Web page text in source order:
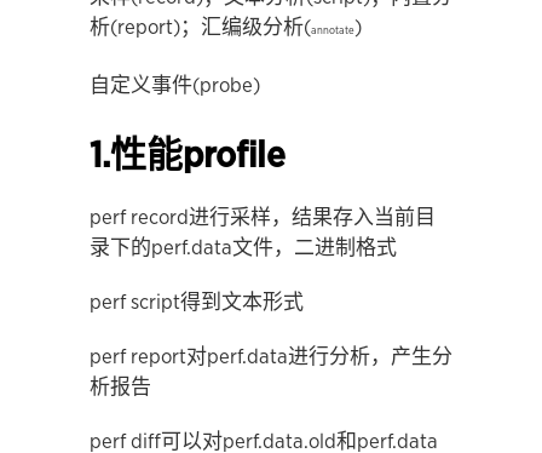
析(report)；汇编级分析(annotate)
自定义事件(probe)
1.性能profile
perf record进行采样，结果存入当前目
录下的perf.data文件，二进制格式
perf script得到文本形式
perf report对perf.data进行分析，产生分
析报告
perf diff可以对perf.data.old和perf.data